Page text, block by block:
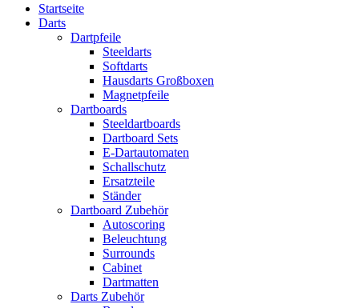
Startseite
Darts
Dartpfeile
Steeldarts
Softdarts
Hausdarts Großboxen
Magnetpfeile
Dartboards
Steeldartboards
Dartboard Sets
E-Dartautomaten
Schallschutz
Ersatzteile
Ständer
Dartboard Zubehör
Autoscoring
Beleuchtung
Surrounds
Cabinet
Dartmatten
Darts Zubehör